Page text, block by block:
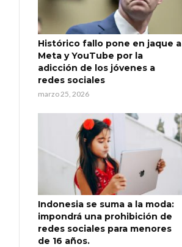
Histórico fallo pone en jaque a
Meta y YouTube por la
adicción de los jóvenes a
redes sociales
marzo 25, 2026
Indonesia se suma a la moda:
impondrá una prohibición de
redes sociales para menores
de 16 años.